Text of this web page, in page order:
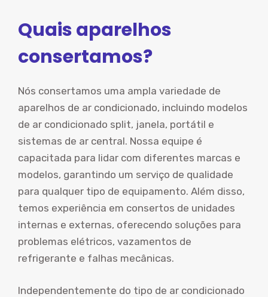
Quais aparelhos
consertamos?
Nós consertamos uma ampla variedade de
aparelhos de ar condicionado, incluindo modelos
de ar condicionado split, janela, portátil e
sistemas de ar central. Nossa equipe é
capacitada para lidar com diferentes marcas e
modelos, garantindo um serviço de qualidade
para qualquer tipo de equipamento. Além disso,
temos experiência em consertos de unidades
internas e externas, oferecendo soluções para
problemas elétricos, vazamentos de
refrigerante e falhas mecânicas.
Independentemente do tipo de ar condicionado